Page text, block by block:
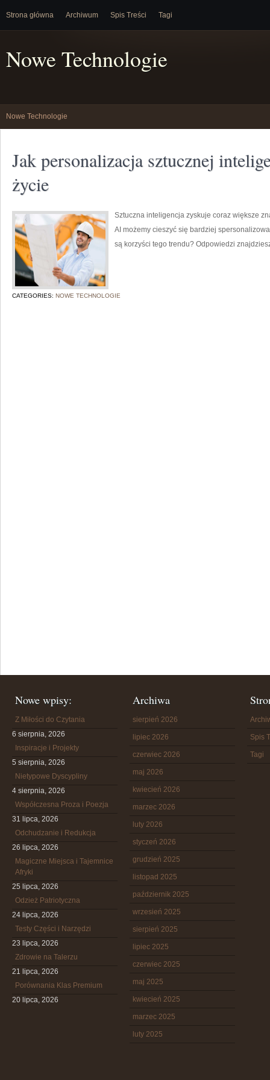
Strona główna Archiwum Spis Treści Tagi
Nowe Technologie
Nowe Technologie
Jak personalizacja sztucznej
życie
Sztuczna inteligencja zyskuje coraz większe
AI możemy cieszyć się bardziej
są korzyści tego trendu? Odpowiedzi
CATEGORIES: NOWE TECHNOLOGIE
Nowe wpisy:
Z Miłości do Czytania
6 sierpnia, 2026
Inspiracje i Projekty
5 sierpnia, 2026
Nietypowe Dyscypliny
4 sierpnia, 2026
Współczesna Proza i Poezja
31 lipca, 2026
Odchudzanie i Redukcja
26 lipca, 2026
Magiczne Miejsca i Tajemnice
Afryki
25 lipca, 2026
Odzież Patriotyczna
24 lipca, 2026
Testy Części i Narzędzi
23 lipca, 2026
Zdrowie na Talerzu
21 lipca, 2026
Porównania Klas Premium
20 lipca, 2026
Archiwa
sierpień 2026
lipiec 2026
czerwiec 2026
maj 2026
kwiecień 2026
marzec 2026
luty 2026
styczeń 2026
grudzień 2025
listopad 2025
październik 2025
wrzesień 2025
sierpień 2025
lipiec 2025
czerwiec 2025
maj 2025
kwiecień 2025
marzec 2025
luty 2025
Spis
Tagi